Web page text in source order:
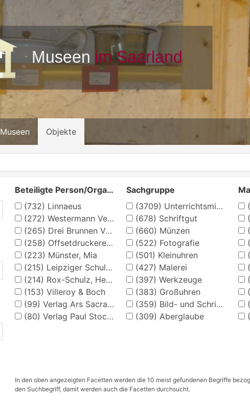
Museen Objekte
Beteiligte Person/Organisation
(732) Linnaeus
(272) Westermann Verlag, Braunschweig, Georg
(265) Drei Brunnen Verlag Stuttgart
(258) Offsetdruckerei Fricke & Co., Stuttgart
(223) Münster, Mia
(215) Leipziger Schulbilderverlag von F. E. Wachsmuth, Leipzig
(214) Rox-Schulz, Heinz
(153) Villeroy & Boch
(99) Verlag Ars Sacra Josef Müller, München
(80) Verlag Paul Stockmann, Bochum
Sachgruppe
(3709) Unterrichtsmittel
(678) Schriftgut
(660) Münzen
(522) Fotografie
(501) Kleinuhren
(427) Malerei
(397) Werkzeuge
(383) Großuhren
(359) Bild- und Schriftkarten
(309) Aberglaube
In den oben angezeigten Facetten werden die 10 meist gefundenen Begriffe
den Suchbegriff, damit werden auch die Facetten durchsucht.